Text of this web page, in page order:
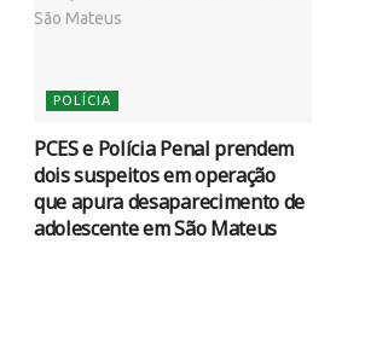
POLÍCIA
PCES e Polícia Penal prendem
dois suspeitos em operação
que apura desaparecimento de
adolescente em São Mateus